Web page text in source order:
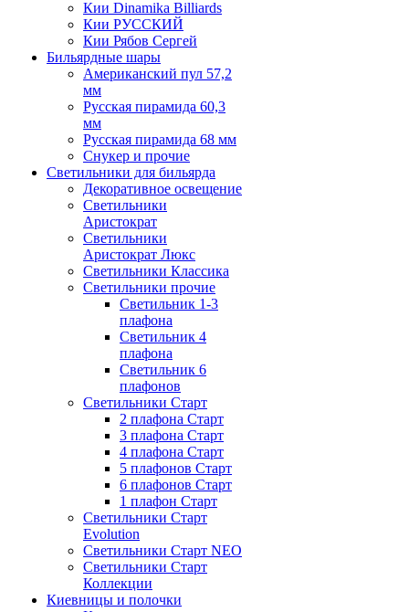
Кии Dinamika Billiards
Кии РУССКИЙ
Кии Рябов Сергей
Бильярдные шары
Американский пул 57,2
мм
Русская пирамида 60,3
мм
Русская пирамида 68 мм
Снукер и прочие
Светильники для бильярда
Декоративное освещение
Светильники
Аристократ
Светильники
Аристократ Люкс
Светильники Классика
Светильники прочие
Светильник 1-3
плафона
Светильник 4
плафона
Светильник 6
плафонов
Светильники Старт
2 плафона Старт
3 плафона Старт
4 плафона Старт
5 плафонов Старт
6 плафонов Старт
1 плафон Старт
Светильники Старт
Evolution
Светильники Старт NEO
Светильники Старт
Коллекции
Киевницы и полочки